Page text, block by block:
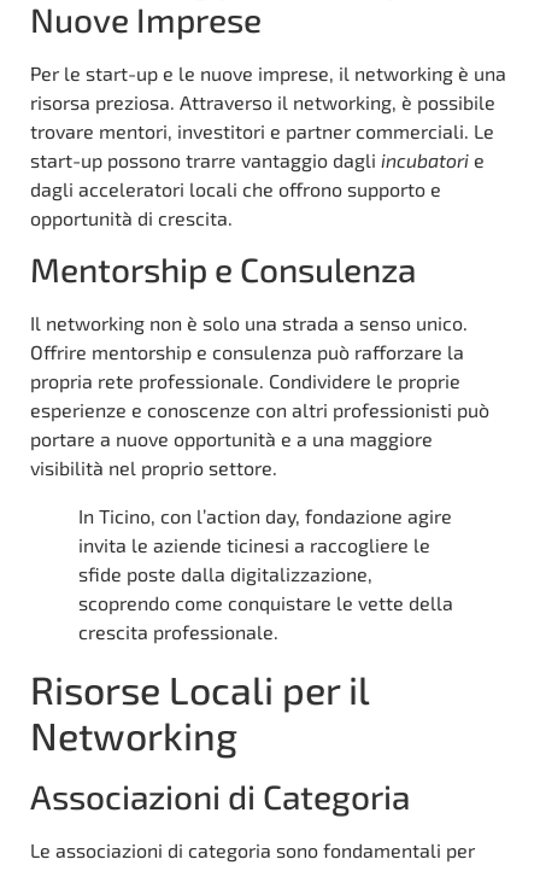
Nuove Imprese
Per le start-up e le nuove imprese, il networking è una
risorsa preziosa. Attraverso il networking, è possibile
trovare mentori, investitori e partner commerciali. Le
start-up possono trarre vantaggio dagli incubatori e
dagli acceleratori locali che offrono supporto e
opportunità di crescita.
Mentorship e Consulenza
Il networking non è solo una strada a senso unico.
Offrire mentorship e consulenza può rafforzare la
propria rete professionale. Condividere le proprie
esperienze e conoscenze con altri professionisti può
portare a nuove opportunità e a una maggiore
visibilità nel proprio settore.
In Ticino, con l’action day, fondazione agire
invita le aziende ticinesi a raccogliere le
sfide poste dalla digitalizzazione,
scoprendo come conquistare le vette della
crescita professionale.
Risorse Locali per il
Networking
Associazioni di Categoria
Le associazioni di categoria sono fondamentali per